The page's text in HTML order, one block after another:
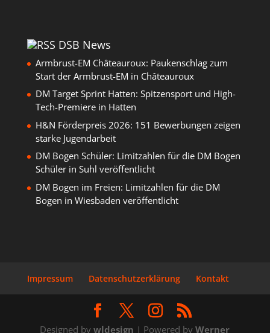
DSB News
Armbrust-EM Châteauroux: Paukenschlag zum
Start der Armbrust-EM in Châteauroux
DM Target Sprint Hatten: Spitzensport und High-
Tech-Premiere in Hatten
H&N Förderpreis 2026: 151 Bewerbungen zeigen
starke Jugendarbeit
DM Bogen Schüler: Limitzahlen für die DM Bogen
Schüler in Suhl veröffentlicht
DM Bogen im Freien: Limitzahlen für die DM
Bogen in Wiesbaden veröffentlicht
Impressum Datenschutzerklärung Kontakt
Designed bywldesign | Powered byWerner